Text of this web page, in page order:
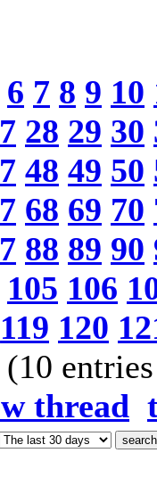
6 7 8 9 10
28 29 30
48 49 50
68 69 70
88 89 90
105 106
119 120
(10
thread